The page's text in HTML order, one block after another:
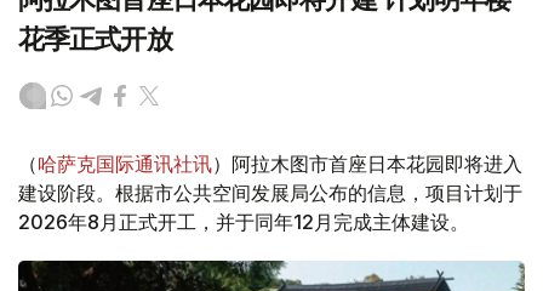
花季正式开放
（哈萨克国际通讯社讯）阿拉木图市首座日本花园即将进入
建设阶段。根据市公共空间发展局公布的信息，项目计划于
2026年8月正式开工，并于同年12月完成主体建设。